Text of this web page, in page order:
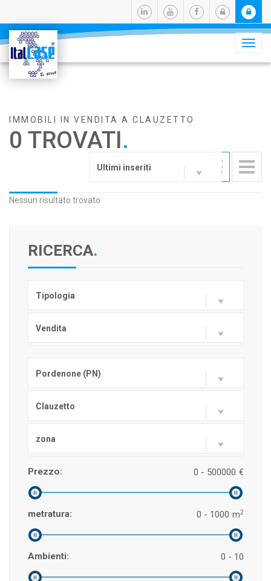
IMMOBILI IN VENDITA A CLAUZETTO
0 TROVATI.
Ultimi inseriti
Nessun risultato trovato
RICERCA.
Tipologia
Vendita
Pordenone (PN)
Clauzetto
zona
Prezzo: €
0 - 500000
metratura: m2
0 - 1000
Ambienti: 0 - 10